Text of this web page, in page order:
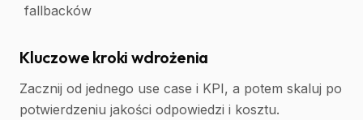
fallbacków
Kluczowe kroki wdrożenia
Zacznij od jednego use case i KPI, a potem skaluj po
potwierdzeniu jakości odpowiedzi i kosztu.